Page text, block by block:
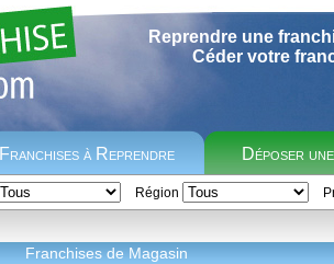
Reprendre une
Céder votre
Franchises à Reprendre Déposer
Région
Franchises de Magasin